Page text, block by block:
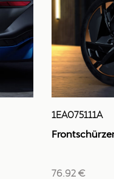
1EA075111A
76.92 €